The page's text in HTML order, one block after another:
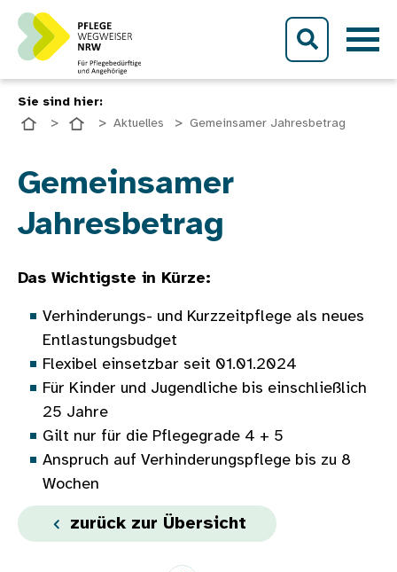
Direkt zum Inhalt
Sie sind hier:
Aktuelles
Gemeinsamer Jahresbetrag
BildGemeinsamer
Jahresbetrag
Das Wichtigste in Kürze:
Verhinderungs- und Kurzzeitpflege als neues
Entlastungsbudget
Flexibel einsetzbar seit 01.01.2024
Für Kinder und Jugendliche bis einschließlich
25 Jahre
Gilt nur für die Pflegegrade 4 + 5
Anspruch auf Verhinderungspflege bis zu 8
Wochen
zurück zur Übersicht